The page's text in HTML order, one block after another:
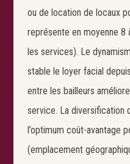
ou de location de locaux
représente en moyenne 8
les services). Le
stable le loyer facial
entre les bailleurs
service. La diversification
l’optimum coût-avantage
(emplacement